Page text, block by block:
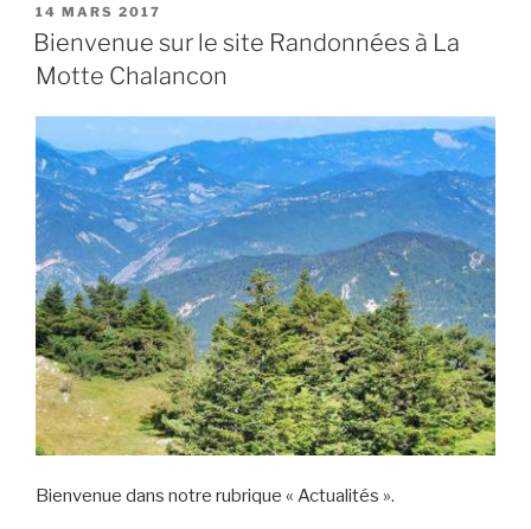
PUBLIÉ
LE
14 MARS 2017
Bienvenue sur le site Randonnées à La
Motte Chalancon
Bienvenue dans notre rubrique « Actualités ».